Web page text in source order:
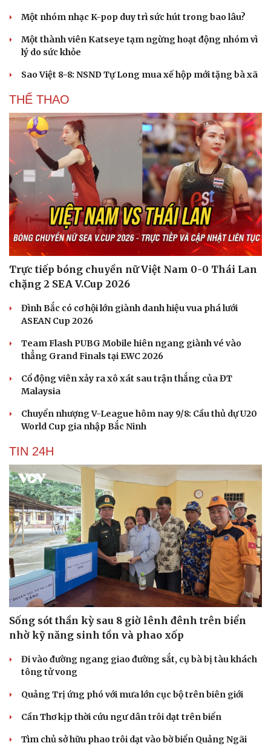
Văn hóa
Sân khấu - Điện ảnh
Văn học
Âm nhạc
Di sản
Giải trí
Nghệ sĩ
Thời trang
Sao Việt
Một nhóm nhạc K-pop duy trì sức hút trong bao lâu?
Một thành viên Katseye tạm ngừng hoạt động nhóm vì
lý do sức khỏe
Sao Việt 8-8: NSND Tự Long mua xế hộp mới tặng bà xã
THỂ THAO
Trực tiếp bóng chuyền nữ Việt Nam 0-0 Thái Lan
chặng 2 SEA V.Cup 2026
Đình Bắc có cơ hội lớn giành danh hiệu vua phá lưới
ASEAN Cup 2026
Team Flash PUBG Mobile hiên ngang giành vé vào
thẳng Grand Finals tại EWC 2026
Cổ động viên xảy ra xô xát sau trận thắng của ĐT
Malaysia
Chuyển nhượng V-League hôm nay 9/8: Cầu thủ dự U20
World Cup gia nhập Bắc Ninh
TIN 24H
Sống sót thần kỳ sau 8 giờ lênh đênh trên biển
nhờ kỹ năng sinh tồn và phao xốp
Đi vào đường ngang giao đường sắt, cụ bà bị tàu khách
tông tử vong
Quảng Trị ứng phó với mưa lớn cục bộ trên biên giới
Cần Thơ kịp thời cứu ngư dân trôi dạt trên biển
Tìm chủ sở hữu phao trôi dạt vào bờ biển Quảng Ngãi